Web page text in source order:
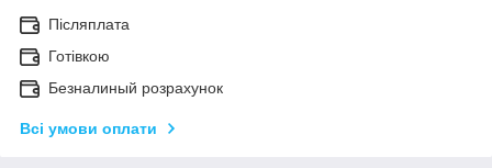
Післяплата
Готівкою
Безналиный розрахунок
Всі умови оплати